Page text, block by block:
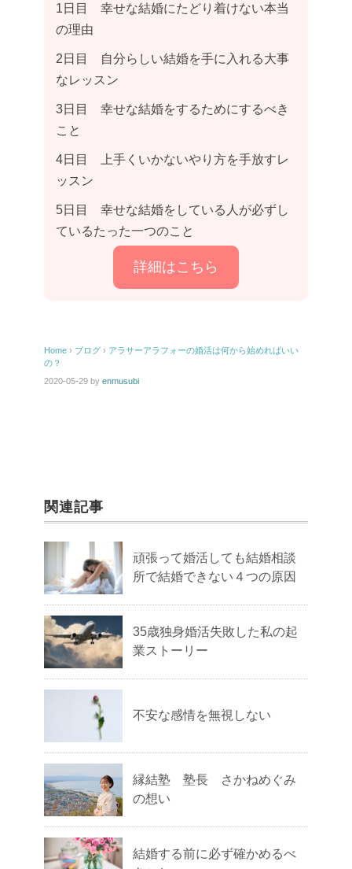
1日目 幸せな結婚にたどり着けない本当
の理由
2日目 自分らしい結婚を手に入れる大事
なレッスン
3日目 幸せな結婚をするためにするべき
こと
4日目 上手くいかないやり方を手放すレ
ッスン
5日目 幸せな結婚をしている人が必ずし
ているたった一つのこと
詳細はこちら
Home › ブログ › アラサーアラフォーの婚活は何から始めればいい
の？
2020-05-29 by enmusubi
関連記事
頑張って婚活しても結婚相談
所で結婚できない４つの原因
35歳独身婚活失敗した私の起
業ストーリー
不安な感情を無視しない
縁結塾 塾長 さかねめぐみ
の想い
結婚する前に必ず確かめるべ